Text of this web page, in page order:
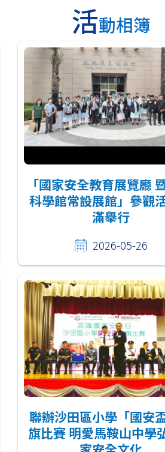
活動相簿
「國家安全教育展覽廳
科學館常設展館」參觀
滿舉行
2026-05-26
聯辦沙田區小學「國安
旗比賽 明愛馬鞍山中學